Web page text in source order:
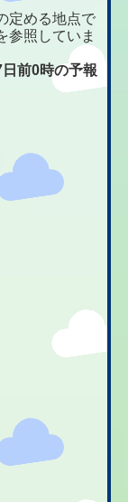
定める地点で
参照していま
前0時の予報